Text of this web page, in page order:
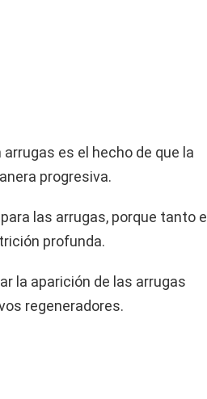
es el hecho de que la
progresiva.
las arrugas, porque tanto el
profunda.
la aparición de las arrugas
regeneradores.